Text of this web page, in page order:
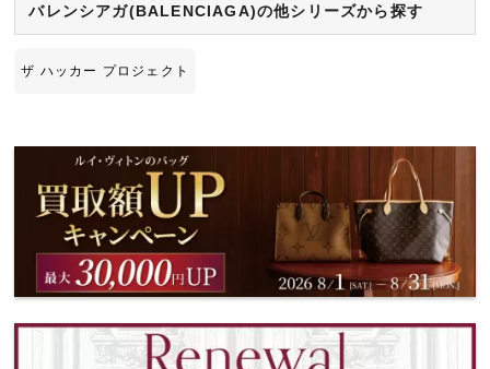
バレンシアガ(BALENCIAGA)の他シリーズから探す
ザ ハッカー プロジェクト